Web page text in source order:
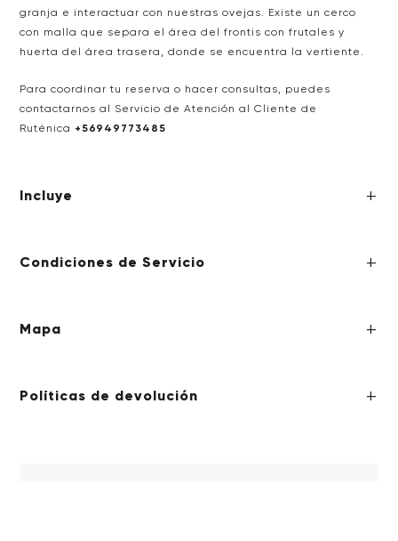
granja e interactuar con nuestras ovejas. Existe un cerco
con malla que separa el área del frontis con frutales y
huerta del área trasera, donde se encuentra la vertiente.
Para coordinar tu reserva o hacer consultas, puedes
contactarnos al Servicio de Atención al Cliente de
Ruténica +56949773485
Incluye
Condiciones de Servicio
Mapa
Políticas de devolución